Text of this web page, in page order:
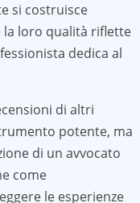
si costruisce
loro qualità riflette
dedica al
di altri
potente, ma
di un avvocato
come
le esperienze